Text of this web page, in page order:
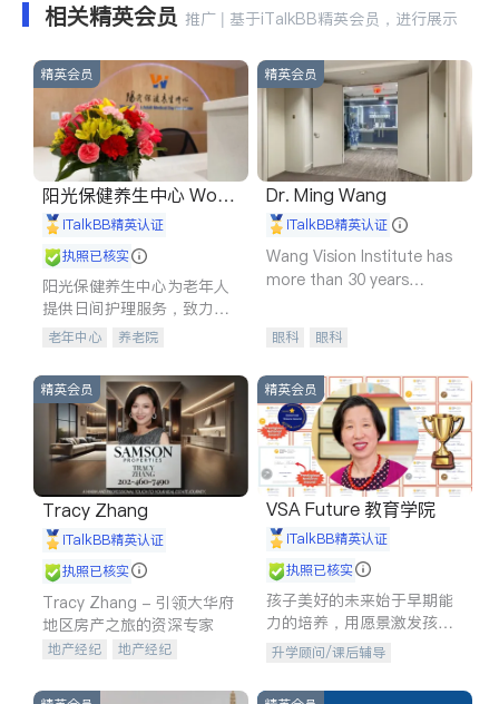
相关精英会员 推广 | 基于iTalkBB精英会员，进行展示
精英会员
阳光保健养生中心 World
shine
iTalkBB精英认证
执照已核实
阳光保健养生中心为老年人
提供日间护理服务，致力于
通过持续的护理创新来有效
老年中心 养老院
精英会员
Dr. Ming Wang
iTalkBB精英认证
Wang Vision Institute has
more than 30 years
眼科 眼科
精英会员
Tracy Zhang
iTalkBB精英认证
执照已核实
Tracy Zhang - 引领大华府
地区房产之旅的资深专家
地产经纪
地产经纪
商铺租售
精英会员
VSA Future 教育学院
iTalkBB精英认证
执照已核实
孩子美好的未来始于早期能
力的培养，用愿景激发孩子
的学习潜力和动力。理念：
拥有成长型心态是成功的基
石。
升学顾问/课后辅导